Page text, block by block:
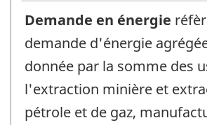
Demande en énergie
demande d'énergie
donnée par la somme des
l'extraction minière et
pétrole et de gaz,